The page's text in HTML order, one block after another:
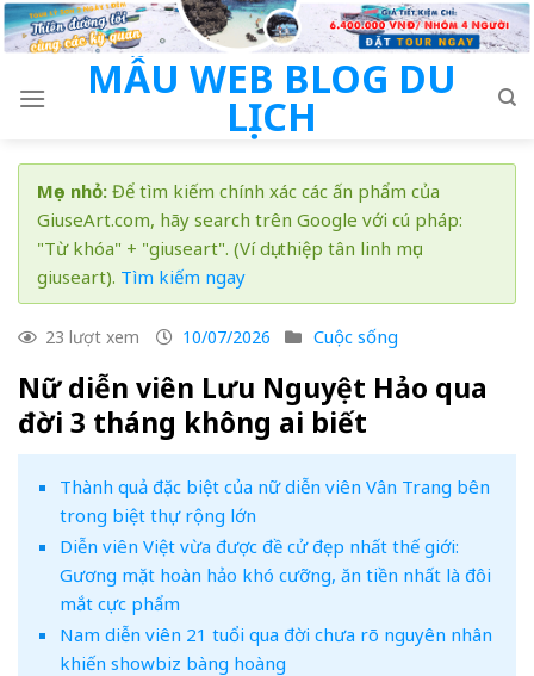
Skip
to
MẪU WEB BLOG DU
LỊCH
Mẹo nhỏ: Để tìm kiếm chính xác các ấn phẩm của
GiuseArt.com, hãy search trên Google với cú pháp:
"Từ khóa" + "giuseart". (Ví dụ: thiệp tân linh mục
giuseart). Tìm kiếm ngay
23 lượt xem 10/07/2026 Cuộc sống
Nữ diễn viên Lưu Nguyệt Hảo qua
đời 3 tháng không ai biết
Thành quả đặc biệt của nữ diễn viên Vân Trang bên
trong biệt thự rộng lớn
Diễn viên Việt vừa được đề cử đẹp nhất thế giới:
Gương mặt hoàn hảo khó cưỡng, ăn tiền nhất là đôi
mắt cực phẩm
Nam diễn viên 21 tuổi qua đời chưa rõ nguyên nhân
khiến showbiz bàng hoàng